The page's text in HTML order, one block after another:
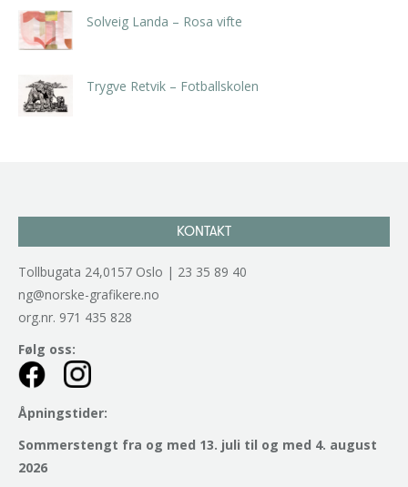
Solveig Landa – Rosa vifte
Trygve Retvik – Fotballskolen
KONTAKT
Tollbugata 24,0157 Oslo | 23 35 89 40
ng@norske-grafikere.no
org.nr. 971 435 828
Følg oss:
Åpningstider:
Sommerstengt fra og med 13. juli til og med 4. august
2026